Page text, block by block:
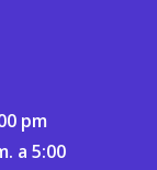
pm
a 5:00